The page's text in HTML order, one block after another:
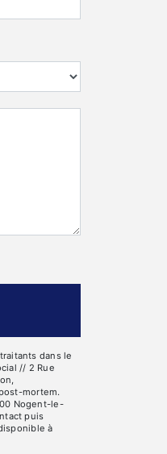
dans le
// 2 Rue
mortem.
Nogent-le-
puis
à